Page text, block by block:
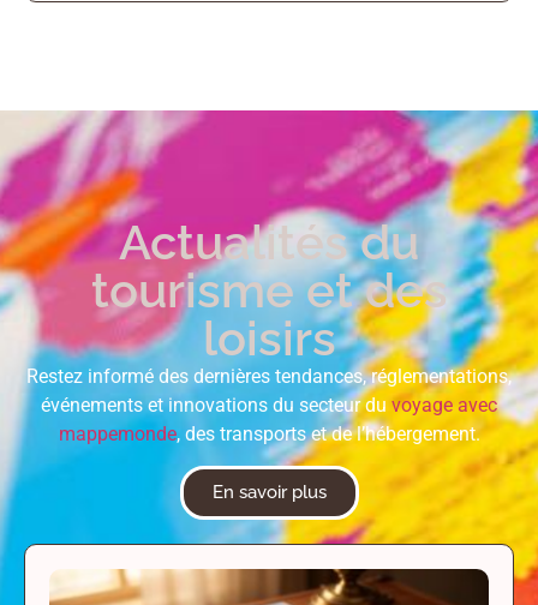
Actualités du
tourisme et des
loisirs
Restez informé des dernières tendances, réglementations,
événements et innovations du secteur du voyage avec
mappemonde, des transports et de l’hébergement.
En savoir plus